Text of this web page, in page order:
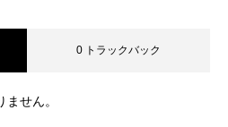
0 トラックバック
せん。